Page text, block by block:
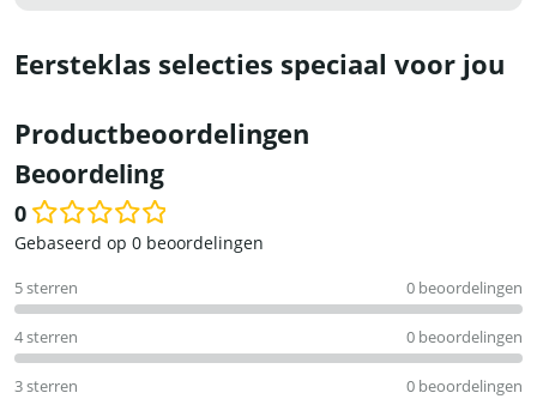
Eersteklas selecties speciaal voor jou
Productbeoordelingen
Beoordeling
0
Waardering
uit
5
Gebaseerd op 0 beoordelingen
5 sterren 0 beoordelingen
4 sterren 0 beoordelingen
3 sterren 0 beoordelingen